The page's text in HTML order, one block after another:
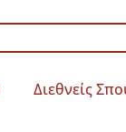
Διεθνείς